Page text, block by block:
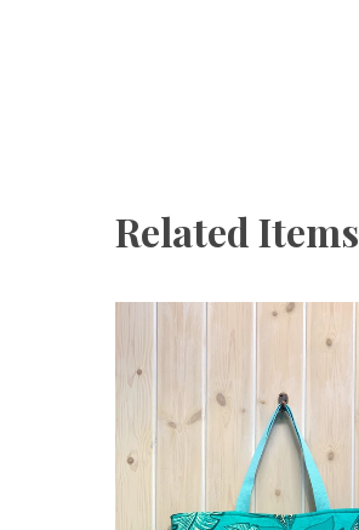
Related Items